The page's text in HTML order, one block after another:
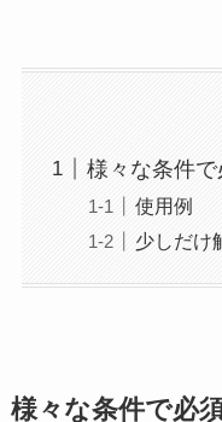
様々な条件
使用例
少しだけ
様々な条件で必